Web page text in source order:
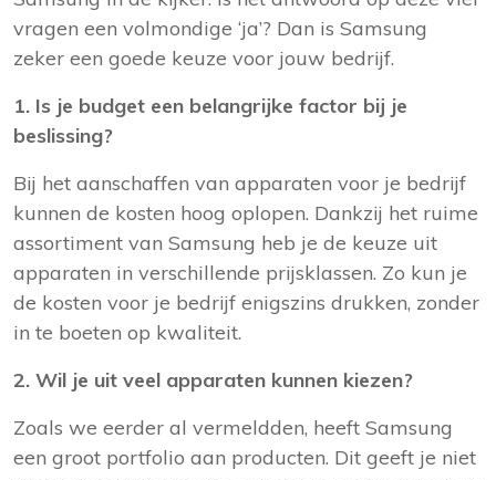
vragen een volmondige ‘ja’? Dan is Samsung
zeker een goede keuze voor jouw bedrijf.
1. Is je budget een belangrijke factor bij je
beslissing?
Bij het aanschaffen van apparaten voor je bedrijf
kunnen de kosten hoog oplopen. Dankzij het ruime
assortiment van Samsung heb je de keuze uit
apparaten in verschillende prijsklassen. Zo kun je
de kosten voor je bedrijf enigszins drukken, zonder
in te boeten op kwaliteit.
2. Wil je uit veel apparaten kunnen kiezen?
Zoals we eerder al vermeldden, heeft Samsung
een groot portfolio aan producten. Dit geeft je niet